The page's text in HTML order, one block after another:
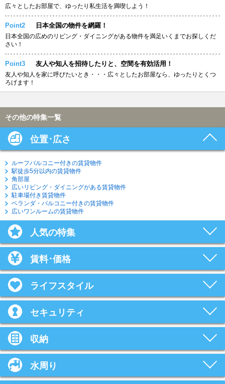
広々としたお部屋で、ゆったり私生活を満喫しよう！
Point2 日本全国の物件を網羅！
日本全国の広めのリビング・ダイニングがある物件を満足いくまでお探しくだ
さい！
Point3 友人や知人を招待したりと、空間を有効活用！
友人や知人を家に呼びたいとき・・・広々としたお部屋なら、ゆったりとくつ
ろげます！
その他の特集一覧
位置･広さ
ルーフバルコニー付きの賃貸物件
駅徒歩5分以内の賃貸物件
角部屋
広いリビング・ダイニングがある賃貸物件
駐車場付き賃貸物件
ベランダ・バルコニー付きの賃貸物件
広いワンルームの賃貸物件
人気の特集
賃料･価格
ライフスタイル
セキュリティ
収納
水周り